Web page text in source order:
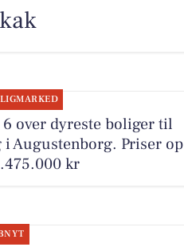
6 over dyreste boliger til
i Augustenborg. Priser op
kr